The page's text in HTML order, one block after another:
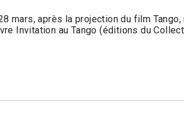
mars, après la projection du film
Invitation au Tango (éditions du